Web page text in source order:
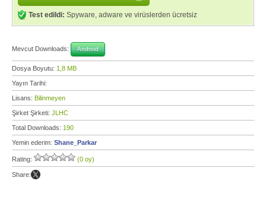
Test edildi: Spyware, adware ve virüslerden ücretsiz
Mevcut Downloads: Android
Dosya Boyutu: 1,8 MB
Yayın Tarihi:
Lisans: Bilinmeyen
Şirket Şirketi: JLHC
Total Downloads: 190
Yemin ederim: Shane_Parkar
Rating: (0 oy)
Share: